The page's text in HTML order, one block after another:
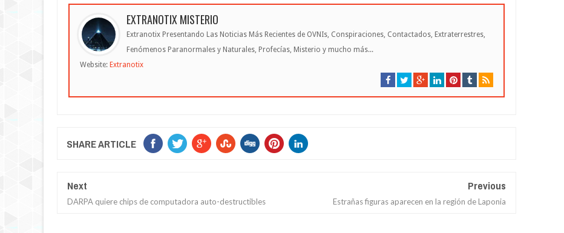
EXTRANOTIX MISTERIO
Extranotix Presentando Las Noticias Más Recientes de OVNIs, Conspiraciones, Contactados, Extraterrestres,
Fenómenos Paranormales y Naturales, Profecías, Misterio y mucho más...
Website: Extranotix
SHARE ARTICLE
Next
DARPA quiere chips de computadora auto-destructibles
Previous
Estrañas figuras aparecen en la región de Laponia